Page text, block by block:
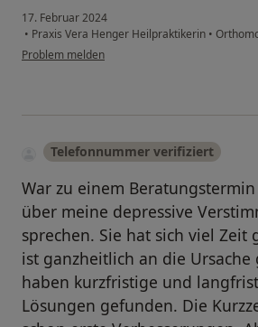
17. Februar 2024
• Praxis Vera Henger Heilpraktikerin •
Problem melden
Telefonnummer verifiziert
War zu einem
über meine depressive
sprechen. Sie hat sich viel Zeit
ist ganzheitlich an die Ursache
haben kurzfristige und
Lösungen gefunden. Die